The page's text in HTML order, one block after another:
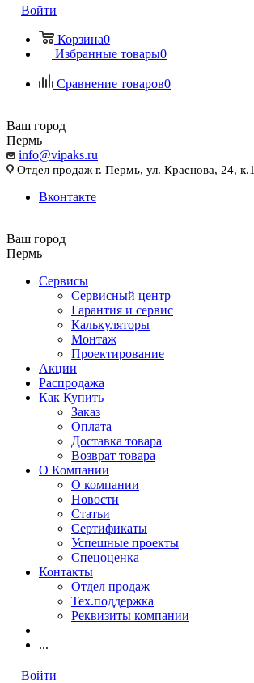
Войти
Корзина0
Избранные товары0
Сравнение товаров0
Ваш город
Пермь
info@vipaks.ru
Отдел продаж г. Пермь, ул. Краснова, 24, к.1
Вконтакте
Ваш город
Пермь
Сервисы
Сервисный центр
Гарантия и сервис
Калькуляторы
Монтаж
Проектирование
Акции
Распродажа
Как Купить
Заказ
Оплата
Доставка товара
Возврат товара
О Компании
О компании
Новости
Статьи
Сертификаты
Успешные проекты
Спецоценка
Контакты
Отдел продаж
Тех.поддержка
Реквизиты компании
...
Войти